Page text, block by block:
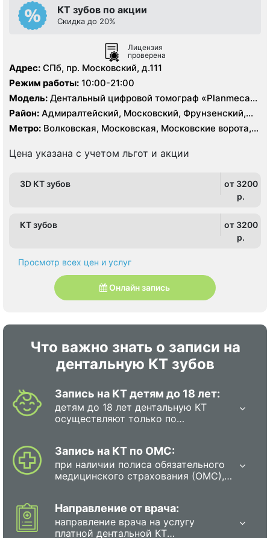
КТ зубов по акции
Cкидка до 20%
Лицензия
проверена
Адрес: СПб, пр. Московский, д.111
Режим работы: 10:00-21:00
Модель: Дентальный цифровой томограф «Planmeca»,
Дентальный цифровой 3D томограф «Vatech»
Район: Адмиралтейский, Московский, Фрунзенский,
Центральный
Метро: Волковская, Московская, Московские ворота,
Цена указана с учетом льгот и акции
3D КТ зубов
от 3200
p.
КТ зубов
от 3200
p.
Просмотр всех цен и услуг
Онлайн запись
Что важно знать о записи на
дентальную КТ зубов
Запись на КТ детям до 18 лет:
детям до 18 лет дентальную КТ
осуществляют только по
мед.центре дети должны находиться
в сопровождении родителя или
полномочного представителя.
Запись на КТ по ОМС:
при наличии полиса обязательного
медицинского страхования (ОМС),
бесплатно. Для этого необходимо
записаться на диагностику в
государственную поликлинику или
Направление от врача:
направление врача на услугу
платной дентальной КТ